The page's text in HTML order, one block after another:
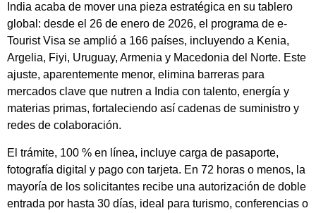
India acaba de mover una pieza estratégica en su tablero
global: desde el 26 de enero de 2026, el programa de e-
Tourist Visa se amplió a 166 países, incluyendo a Kenia,
Argelia, Fiyi, Uruguay, Armenia y Macedonia del Norte. Este
ajuste, aparentemente menor, elimina barreras para
mercados clave que nutren a India con talento, energía y
materias primas, fortaleciendo así cadenas de suministro y
redes de colaboración.
El trámite, 100 % en línea, incluye carga de pasaporte,
fotografía digital y pago con tarjeta. En 72 horas o menos, la
mayoría de los solicitantes recibe una autorización de doble
entrada por hasta 30 días, ideal para turismo, conferencias o